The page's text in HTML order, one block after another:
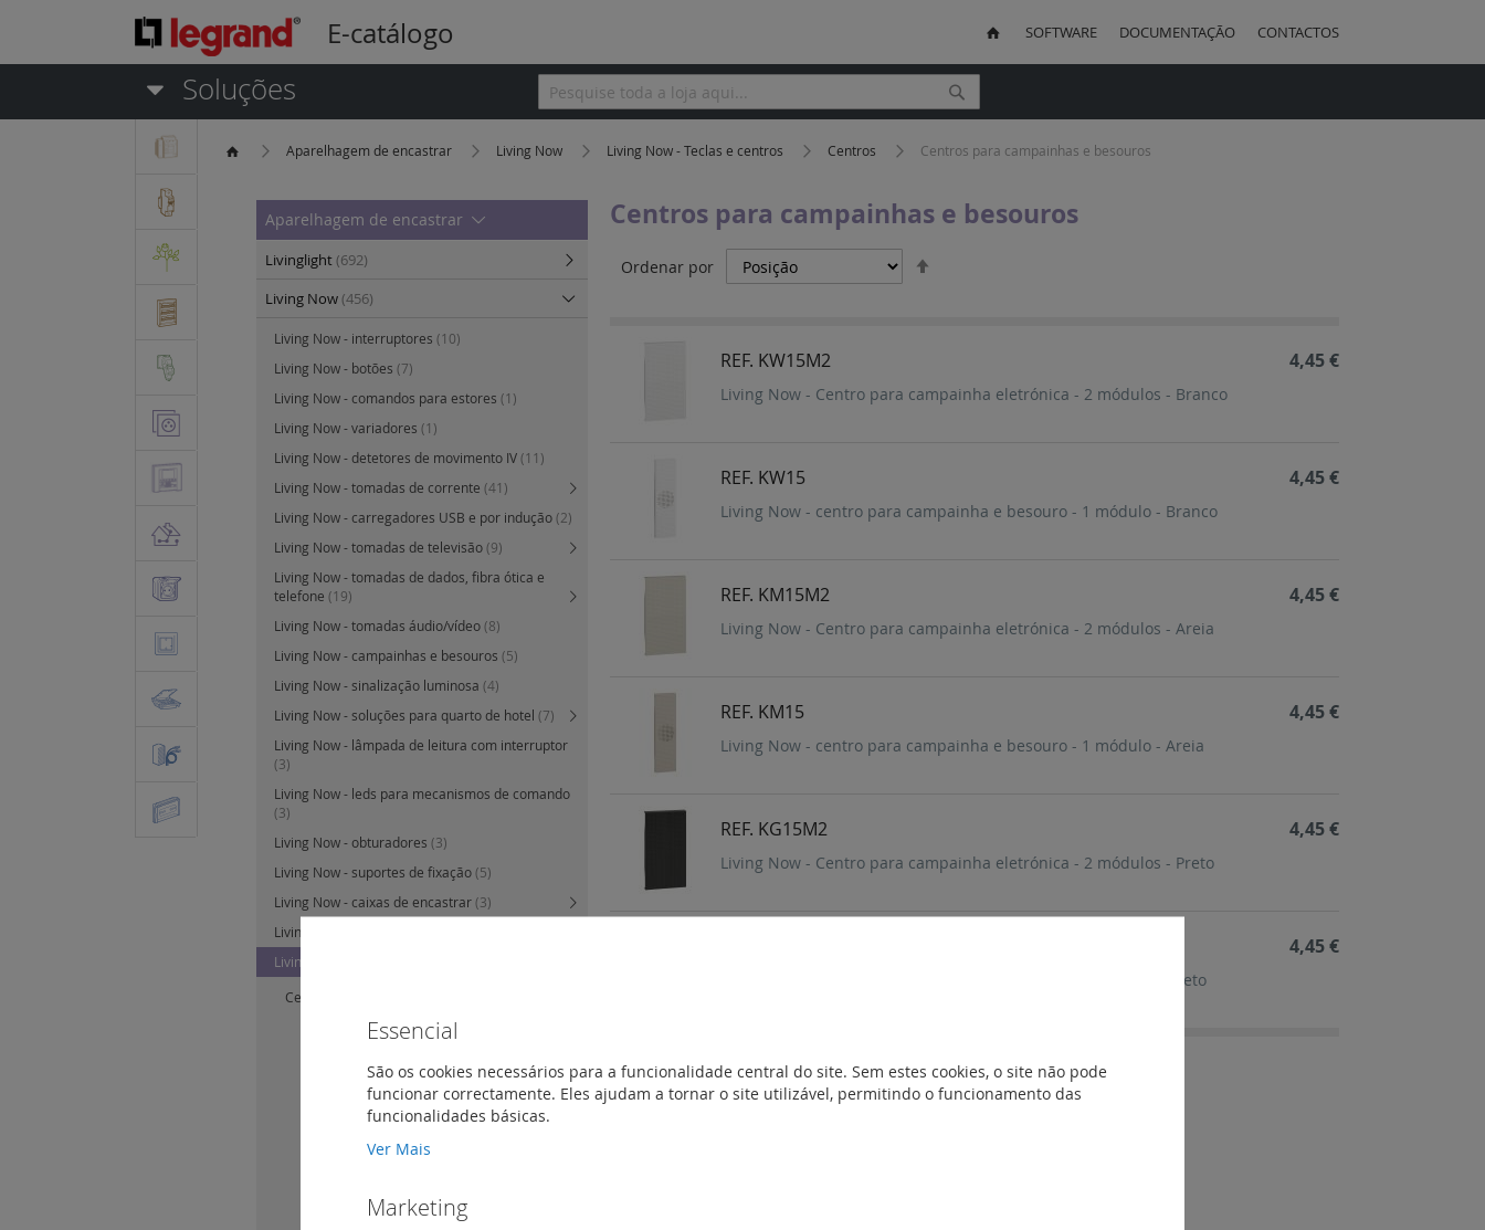
E-catálogo SOFTWARE DOCUMENTAÇÃO CONTACTOS
Soluções
Pesquisa Pesquisa
Aparelhagem de encastrar Living Now Living Now - Teclas e centros Centros Centros para campainhas e besouros
Centros para campainhas e besouros
Ordenar por
REF. KW15M2
Living Now - Centro para campainha eletrónica - 2 módulos - Branco
4,45 €
REF. KW15
Living Now - centro para campainha e besouro - 1 módulo - Branco
4,45 €
REF. KM15M2
Living Now - Centro para campainha eletrónica - 2 módulos - Areia
4,45 €
REF. KM15
Living Now - centro para campainha e besouro - 1 módulo - Areia
4,45 €
REF. KG15M2
Living Now - Centro para campainha eletrónica - 2 módulos - Preto
4,45 €
Living Now - Centro para campainha e besouro - 1 módulo - Preto
4,45 €
Aparelhagem de encastrar
Livinglight(692)
Living Now(456)
Living Now - interruptores (10)
Living Now - botões (7)
Living Now - comandos para estores (1)
Living Now - variadores (1)
Living Now - detetores de movimento IV(11)
Living Now - tomadas de corrente (41)
Living Now - carregadores USB e por indução(2)
Living Now - tomadas de televisão(9)
Living Now - tomadas de dados, fibra ótica e
telefone (19)
Living Now - tomadas áudio/vídeo(8)
Living Now - campainhas e besouros (5)
Living Now - sinalização luminosa (4)
Living Now - soluções para quarto de hotel (7)
Living Now - lâmpada de leitura com interruptor
(3)
Living Now - leds para mecanismos de comando
(3)
Living Now - obturadores (3)
Living Now - suportes de fixação(5)
Living Now - caixas de encastrar(3)
Living Now - quadro estanque IP44
Living Now - Teclas e centros
Centros
Centros com tampa para tomadas 2P+T
Centros de 3 módulos para tomadas 2P+T
(3)
Centros para carregadores USB
Centros para interruptor geral de cartão
Essencial
São os cookies necessários para a funcionalidade central do site. Sem estes cookies, o site não pode
funcionar correctamente. Eles ajudam a tornar o site utilizável, permitindo o funcionamento das
funcionalidades básicas.
Ver Mais
Marketing